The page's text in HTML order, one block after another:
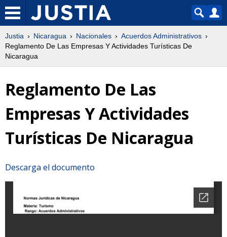
Justia Nicaragua Nacionales
Acuerdos Administrativos
Reglamento De Las Empresas Y Actividades Turísticas De
Nicaragua
Reglamento De Las
Empresas Y Actividades
Turísticas De Nicaragua
Descarga el documento